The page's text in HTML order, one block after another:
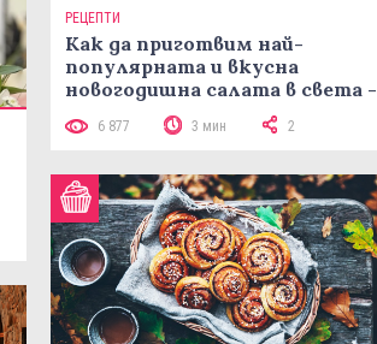
РЕЦЕПТИ
Как да приготвим най-
популярната и вкусна
новогодишна салата в света -
рецепта Мимоза
6 877 3 мин 2